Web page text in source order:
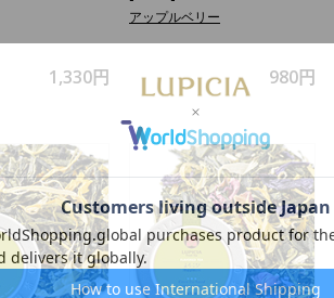
1,330円
アップルベリー
980円